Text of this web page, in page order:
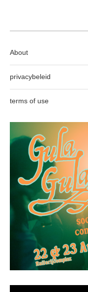
About
privacybeleid
terms of use